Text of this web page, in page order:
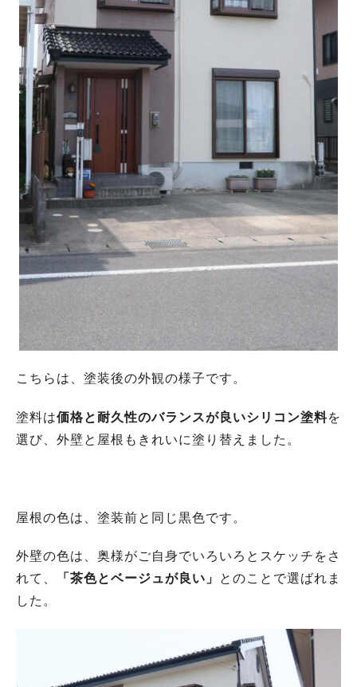
こちらは、塗装後の外観の様子です。
塗料は価格と耐久性のバランスが良いシリコン塗料を
選び、外壁と屋根もきれいに塗り替えました。
屋根の色は、塗装前と同じ黒色です。
外壁の色は、奥様がご自身でいろいろとスケッチをさ
れて、
「茶色とベージュが良い」
とのことで選ばれま
した。